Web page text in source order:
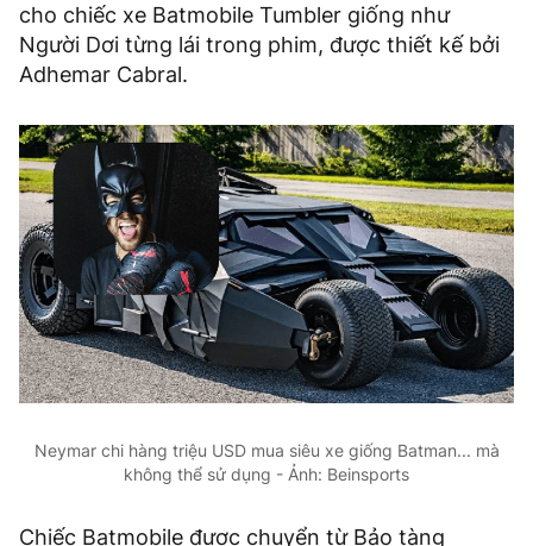
cho chiếc xe Batmobile Tumbler giống như
Người Dơi từng lái trong phim, được thiết kế bởi
Adhemar Cabral.
Neymar chi hàng triệu USD mua siêu xe giống Batman... mà
không thể sử dụng - Ảnh: Beinsports
Chiếc Batmobile được chuyển từ Bảo tàng